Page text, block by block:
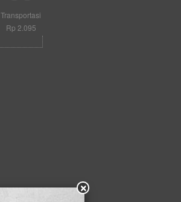
Close
Transportasi
Rp 2.095